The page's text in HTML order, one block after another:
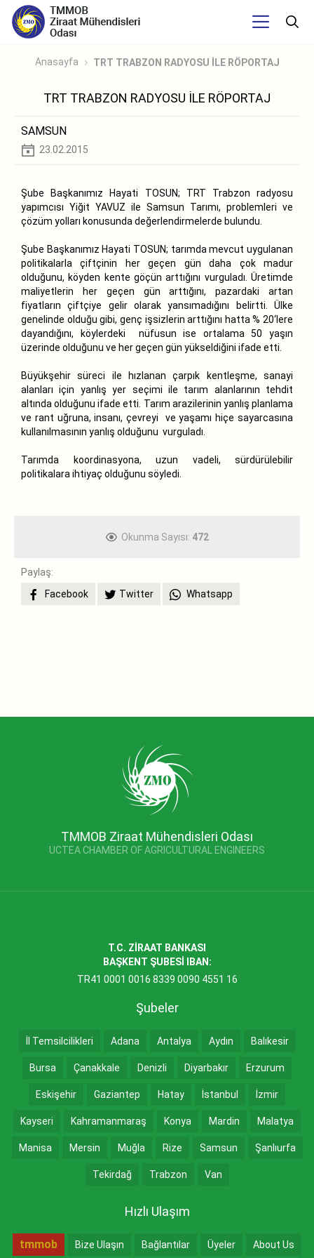
Anasayfa TRT TRABZON RADYOSU İLE RÖPORTAJ
TRT TRABZON RADYOSU İLE RÖPORTAJ
SAMSUN
23.02.2015
Şube Başkanımız Hayati TOSUN; TRT Trabzon radyosu
yapımcısı Yiğit YAVUZ ile Samsun Tarımı, problemleri ve
çözüm yolları konusunda değerlendirmelerde bulundu.
Şube Başkanımız Hayati TOSUN; tarımda mevcut uygulanan
politikalarla çiftçinin her geçen gün daha çok madur
olduğunu, köyden kente göçün arttığını vurguladı. Üretimde
maliyetlerin her geçen gün arttığını, pazardaki artan
fiyatların çiftçiye gelir olarak yansımadığını belirtti. Ülke
genelinde olduğu gibi, genç işsizlerin arttığını hatta % 20‘lere
dayandığını, köylerdeki nüfusun ise ortalama 50 yaşın
üzerinde olduğunu ve her geçen gün yükseldiğini ifade etti.
Büyükşehir süreci ile hızlanan çarpık kentleşme, sanayi
alanları için yanlış yer seçimi ile tarım alanlarının tehdit
altında olduğunu ifade etti. Tarım arazilerinin yanlış planlama
ve rant uğruna, insanı, çevreyi ve yaşamı hiçe sayarcasına
kullanılmasının yanlış olduğunu vurguladı.
Tarımda koordinasyona, uzun vadeli, sürdürülebilir
politikalara ihtiyaç olduğunu söyledi.
Okunma Sayısı: 472
Paylaş:
Facebook
Twitter Whatsapp
TMMOB Ziraat Mühendisleri Odası
UCTEA CHAMBER OF AGRICULTURAL ENGINEERS
T.C. ZİRAAT BANKASI
BAŞKENT ŞUBESİ IBAN:
TR41 0001 0016 8339 0090 4551 16
Şubeler
İl Temsilcilikleri Adana Antalya Aydın Balıkesir
Bursa Çanakkale Denizli Diyarbakır Erzurum
Eskişehir Gaziantep Hatay İstanbul İzmir
Kayseri Kahramanmaraş Konya Mardin Malatya
Manisa Mersin Muğla Rize Samsun Şanlıurfa
Tekirdağ Trabzon Van
Hızlı Ulaşım
tmmob Bize Ulaşın Bağlantılar Üyeler About Us